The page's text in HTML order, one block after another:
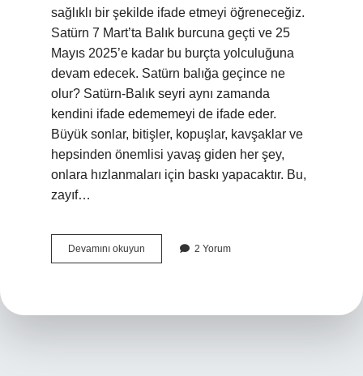
sağlıklı bir şekilde ifade etmeyi öğreneceğiz.
Satürn 7 Mart’ta Balık burcuna geçti ve 25
Mayıs 2025’e kadar bu burçta yolculuğuna
devam edecek. Satürn balığa geçince ne
olur? Satürn-Balık seyri aynı zamanda
kendini ifade edememeyi de ifade eder.
Büyük sonlar, bitişler, kopuşlar, kavşaklar ve
hepsinden önemlisi yavaş giden her şey,
onlara hızlanmaları için baskı yapacaktır. Bu,
zayıf…
Devamını okuyun
Ne
2 Yorum